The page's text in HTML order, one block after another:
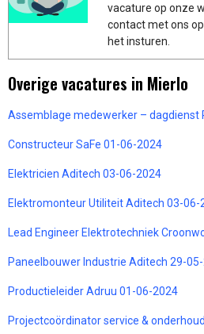
vacature op onze
contact met ons
het insturen.
Overige vacatures in Mierlo
Assemblage medewerker – dagdienst
Constructeur SaFe 01-06-2024
Elektricien Aditech 03-06-2024
Elektromonteur Utiliteit Aditech 03-06-
Lead Engineer Elektrotechniek
Paneelbouwer Industrie Aditech 29-
Productieleider Adruu 01-06-2024
Projectcoördinator service &